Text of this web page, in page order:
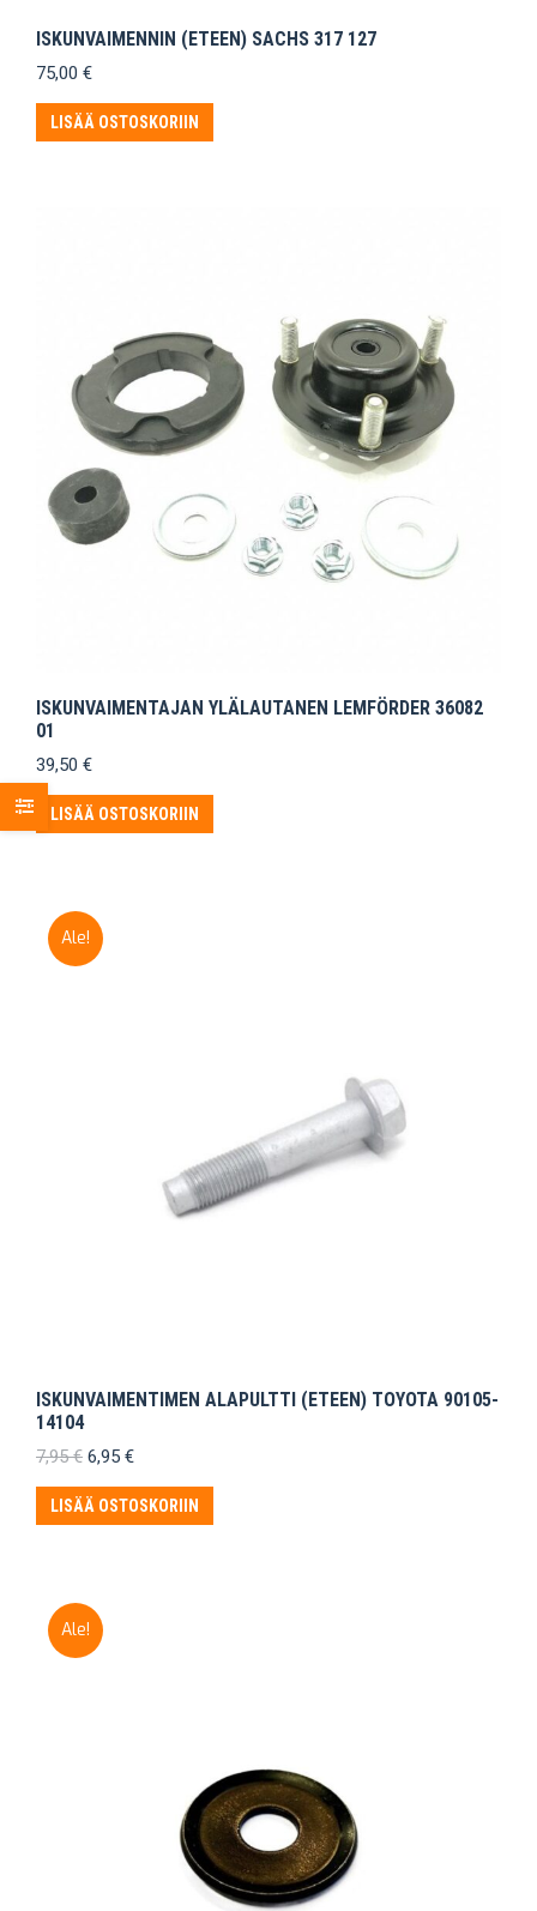
ISKUNVAIMENNIN (ETEEN) SACHS 317 127
75,00 €
LISÄÄ OSTOSKORIIN
ISKUNVAIMENTAJAN YLÄLAUTANEN LEMFÖRDER 36082
01
39,50 €
LISÄÄ OSTOSKORIIN
Ale!
ISKUNVAIMENTIMEN ALAPULTTI (ETEEN) TOYOTA 90105-
14104
7,95€ Alkuperäinen
oli:
7,95 €.
6,95 €Nykyinen
on:
6,95 €.
LISÄÄ OSTOSKORIIN
Ale!